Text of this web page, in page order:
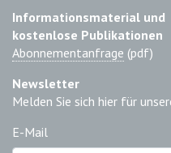
Informationsmaterial und
kostenlose Publikationen
Abonnementanfrage (pdf)
Newsletter
Melden Sie sich hier für
E-Mail